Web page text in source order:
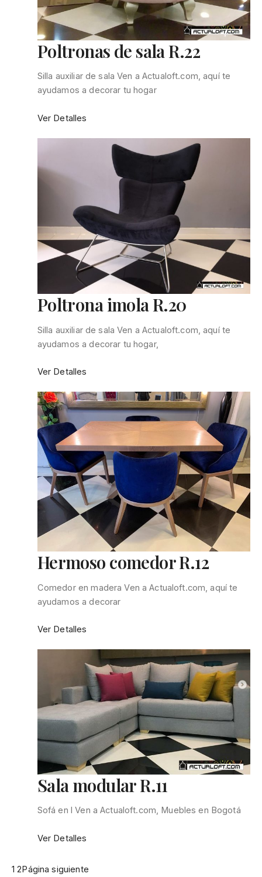
Poltronas de sala R.22
Silla auxiliar de sala Ven a Actualoft.com, aquí te
ayudamos a decorar tu hogar
Ver Detalles
Poltrona imola R.20
Silla auxiliar de sala Ven a Actualoft.com, aquí te
ayudamos a decorar tu hogar,
Ver Detalles
imola
R.20
Hermoso comedor R.12
Comedor en madera Ven a Actualoft.com, aquí te
ayudamos a decorar
Ver Detalles
comedor
R.12
Sala modular R.11
Sofá en l Ven a Actualoft.com, Muebles en Bogotá
Ver Detalles
modular
1 2Página siguiente